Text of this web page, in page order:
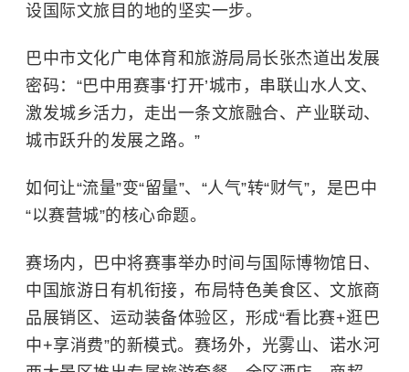
设国际文旅目的地的坚实一步。
巴中市文化广电体育和旅游局局长张杰道出发展
密码：“巴中用赛事‘打开’城市，串联山水人文、
激发城乡活力，走出一条文旅融合、产业联动、
城市跃升的发展之路。”
如何让“流量”变“留量”、“人气”转“财气”，是巴中
“以赛营城”的核心命题。
赛场内，巴中将赛事举办时间与国际博物馆日、
中国旅游日有机衔接，布局特色美食区、文旅商
品展销区、运动装备体验区，形成“看比赛+逛巴
中+享消费”的新模式。赛场外，光雾山、 诺水河